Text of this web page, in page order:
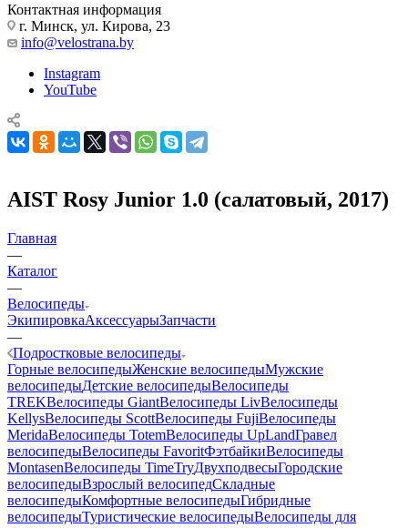
Контактная информация
г. Минск, ул. Кирова, 23
info@velostrana.by
Instagram
YouTube
AIST Rosy Junior 1.0 (салатовый, 2017)
Главная
—
Каталог
—
Велосипеды
ЭкипировкаАксессуарыЗапчасти
—
Подростковые велосипеды
Горные велосипедыЖенские велосипедыМужские
велосипедыДетские велосипедыВелосипеды
TREKВелосипеды GiantВелосипеды LivВелосипеды
KellysВелосипеды ScottВелосипеды FujiВелосипеды
MeridaВелосипеды TotemВелосипеды UpLandГравел
велосипедыВелосипеды FavoritФэтбайкиВелосипеды
MontasenВелосипеды TimeTryДвухподвесыГородские
велосипедыВзрослый велосипедСкладные
велосипедыКомфортные велосипедыГибридные
велосипедыТуристические велосипедыВелосипеды для